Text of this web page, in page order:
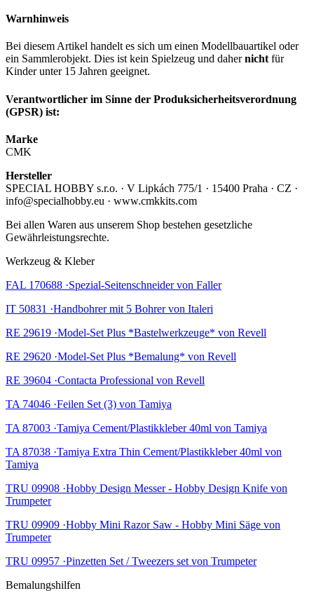
Warnhinweis
Bei diesem Artikel handelt es sich um einen Modellbauartikel oder
ein Sammlerobjekt. Dies ist kein Spielzeug und dahernicht für
Kinder unter 15 Jahren geeignet.
Verantwortlicher im Sinne der Produksicherheitsverordnung
(GPSR) ist:
Marke
CMK
Hersteller
SPECIAL HOBBY s.r.o. · V Lipkách 775/1 · 15400 Praha · CZ ·
info@specialhobby.eu · www.cmkkits.com
Bei allen Waren aus unserem Shop bestehen gesetzliche
Gewährleistungsrechte.
Werkzeug & Kleber
FAL 170688 ·Spezial-Seitenschneider von Faller
IT 50831 ·Handbohrer mit 5 Bohrer von Italeri
RE 29619 ·Model-Set Plus *Bastelwerkzeuge* von Revell
RE 29620 ·Model-Set Plus *Bemalung* von Revell
RE 39604 ·Contacta Professional von Revell
TA 74046 ·Feilen Set (3) von Tamiya
TA 87003 ·Tamiya Cement/Plastikkleber 40ml von Tamiya
TA 87038 ·Tamiya Extra Thin Cement/Plastikkleber 40ml von
Tamiya
TRU 09908 ·Hobby Design Messer - Hobby Design Knife von
Trumpeter
TRU 09909 ·Hobby Mini Razor Saw - Hobby Mini Säge von
Trumpeter
TRU 09957 ·Pinzetten Set / Tweezers set von Trumpeter
Bemalungshilfen